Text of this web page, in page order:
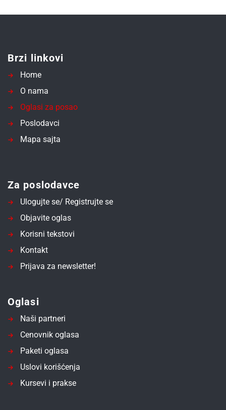
Brzi linkovi
Home
O nama
Oglasi za posao
Poslodavci
Mapa sajta
Za poslodavce
Ulogujte se/ Registrujte se
Objavite oglas
Korisni tekstovi
Kontakt
Prijava za newsletter!
Oglasi
Naši partneri
Cenovnik oglasa
Paketi oglasa
Uslovi korišćenja
Kursevi i prakse